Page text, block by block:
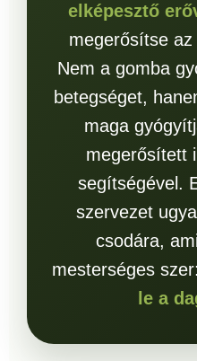
elképesztő
megerősítse
Nem a gomba
betegséget,
maga
megerősített
segítségével.
szervezet
csodára,
mesterséges szer:
le a